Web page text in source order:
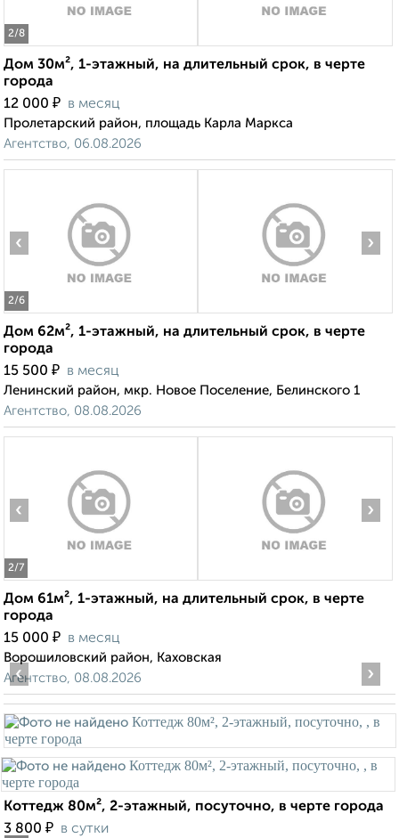
2/8
Дом 30м², 1-этажный, на длительный срок, в черте
города
12 000 ₽ в месяц
Пролетарский район, площадь Карла Маркса
Агентство, 06.08.2026
2/6
‹ ›
Дом 62м², 1-этажный, на длительный срок, в черте
города
15 500 ₽ в месяц
Ленинский район, мкр. Новое Поселение, Белинского 1
Агентство, 08.08.2026
2/7
‹ ›
Дом 61м², 1-этажный, на длительный срок, в черте
города
15 000 ₽ в месяц
Ворошиловский район, Каховская
Агентство, 08.08.2026
‹ ›
Коттедж 80м², 2-этажный, посуточно, в черте города
3 800 ₽ в сутки